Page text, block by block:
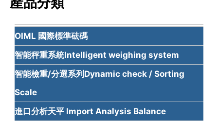
OIML 國際標準砝碼
智能秤重系統Intelligent weighing system
智能檢重/分選系列Dynamic check / Sorting
Scale
進口分析天平 Import Analysis Balance